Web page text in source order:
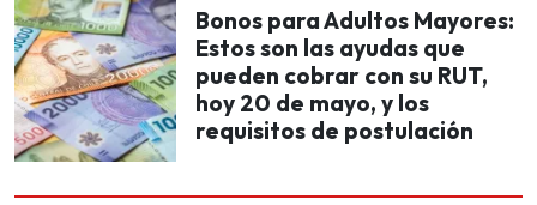
Bonos para Adultos Mayores:
Estos son las ayudas que
pueden cobrar con su RUT,
hoy 20 de mayo, y los
requisitos de postulación